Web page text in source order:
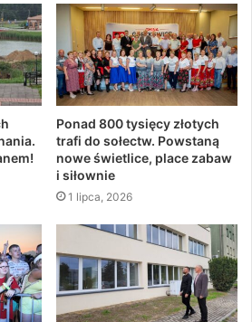
Ponad 800 tysięcy złotych
trafi do sołectw. Powstaną
nowe świetlice, place zabaw
i siłownie
1 lipca, 2026